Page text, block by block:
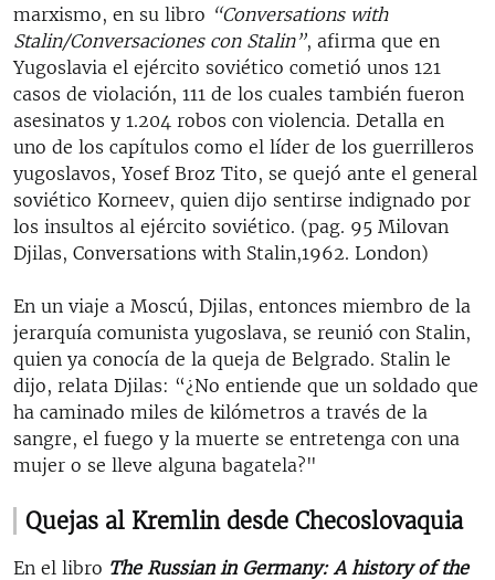
marxismo, en su libro “Conversations with
Stalin/Conversaciones con Stalin”, afirma que en
Yugoslavia el ejército soviético cometió unos 121
casos de violación, 111 de los cuales también fueron
asesinatos y 1.204 robos con violencia. Detalla en
uno de los capítulos como el líder de los guerrilleros
yugoslavos, Yosef Broz Tito, se quejó ante el general
soviético Korneev, quien dijo sentirse indignado por
los insultos al ejército soviético. (pag. 95 Milovan
Djilas, Conversations with Stalin,1962. London)
En un viaje a Moscú, Djilas, entonces miembro de la
jerarquía comunista yugoslava, se reunió con Stalin,
quien ya conocía de la queja de Belgrado. Stalin le
dijo, relata Djilas: “¿No entiende que un soldado que
ha caminado miles de kilómetros a través de la
sangre, el fuego y la muerte se entretenga con una
mujer o se lleve alguna bagatela?"
Quejas al Kremlin desde Checoslovaquia
En el libro The Russian in Germany: A history of the